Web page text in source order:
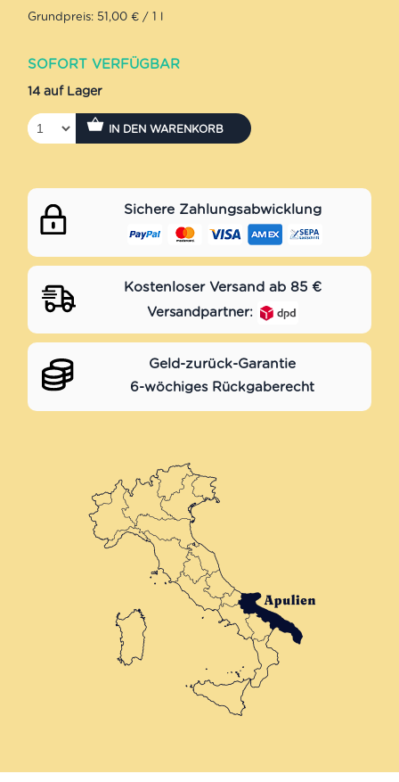
Grundpreis: 51,00 € / 1 l
SOFORT VERFÜGBAR
14 auf Lager
IN DEN WARENKORB
Sichere Zahlungsabwicklung
Kostenloser Versand ab 85 €
Versandpartner:
Geld-zurück-Garantie
6-wöchiges Rückgaberecht